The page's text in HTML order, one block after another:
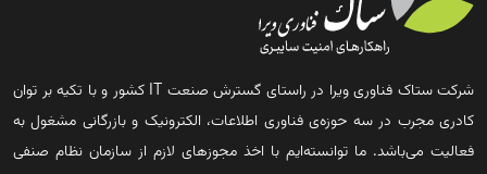
شرکت ستاک فناوری ویرا در راستای گسترش صنعت IT کشور و با تکیه بر توان
کادری مجرب در سه حوزه‌ی فناوری اطلاعات، الکترونیک و بازرگانی مشغول به
فعالیت می‌باشد. ما توانسته‌ایم با اخذ مجوزهای لازم از سازمان نظام صنفی